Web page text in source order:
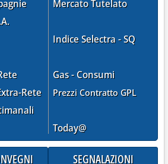
Rete
Mercato Tutelato
Indice Selectra - SQ
Gas - Consumi
Prezzi Contratto GPL
Today@
SEGNALAZIONI